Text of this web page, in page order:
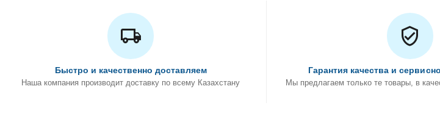
Быстро и качественно доставляем
Наша компания производит доставку по всему Казахстану
Гарантия качества и
Мы предлагаем только те товары, в